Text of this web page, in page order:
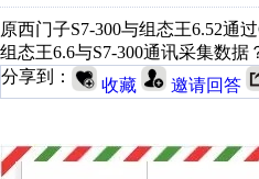
原西门子S7-300与组态王6.52通
组态王6.6与S7-300通讯采集数
分享到：
收藏 邀请回答